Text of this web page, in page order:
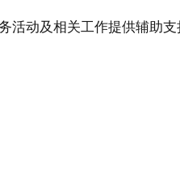
动及相关工作提供辅助